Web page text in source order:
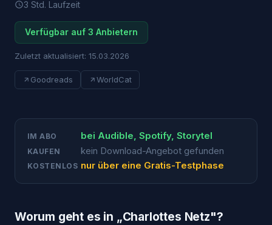
3 Std. Laufzeit
Verfügbar auf 3 Anbietern
Zuletzt aktualisiert: 15.03.2026
Goodreads WorldCat
IM ABO bei Audible, Spotify, Storytel
KAUFEN kein Download-Angebot gefunden
KOSTENLOS nur über eine Gratis-Testphase
Worum geht es in „Charlottes Netz"?